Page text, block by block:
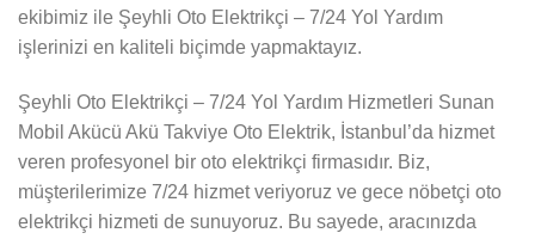
ekibimiz ile Şeyhli Oto Elektrikçi – 7/24 Yol Yardım
işlerinizi en kaliteli biçimde yapmaktayız.
Şeyhli Oto Elektrikçi – 7/24 Yol Yardım Hizmetleri Sunan
Mobil Akücü Akü Takviye Oto Elektrik, İstanbul’da hizmet
veren profesyonel bir oto elektrikçi firmasıdır. Biz,
müşterilerimize 7/24 hizmet veriyoruz ve gece nöbetçi oto
elektrikçi hizmeti de sunuyoruz. Bu sayede, aracınızda